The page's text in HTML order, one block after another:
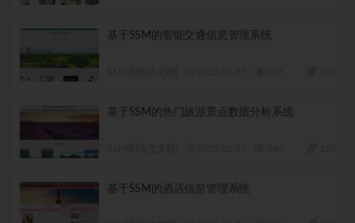
基于SSM的智能交通信息管理系统
基于SSM的热门旅游景点数据分析系统
基于SSM的酒店信息管理系统